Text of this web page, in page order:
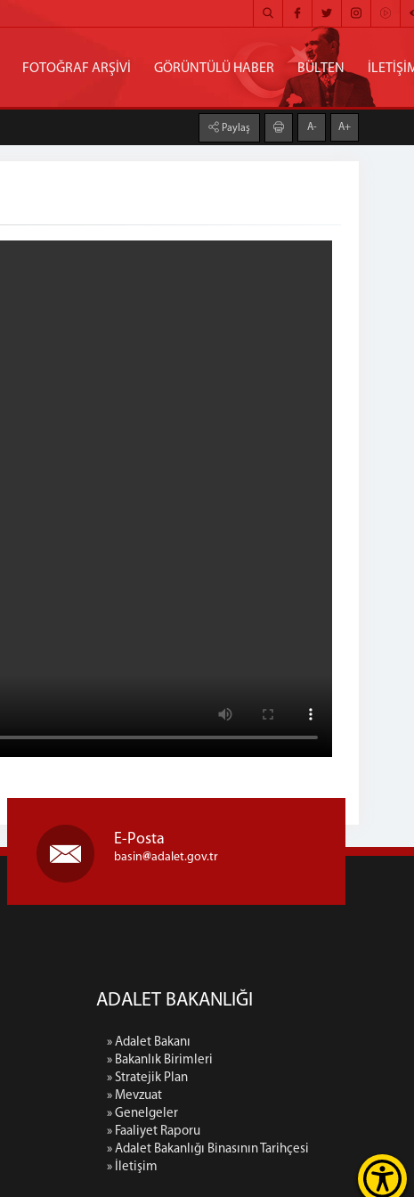
FOTOĞRAF ARŞİVİ GÖRÜNTÜLÜ HABER BÜLTEN
Paylaş A- A+
E-Posta
basin adalet.gov.tr
ADALET BAKANLIĞI
» Adalet Bakanı
» Bakanlık Birimleri
» Stratejik Plan
» Mevzuat
» Genelgeler
» Faaliyet Raporu
» Adalet Bakanlığı Binasının Tarihçesi
» İletişim